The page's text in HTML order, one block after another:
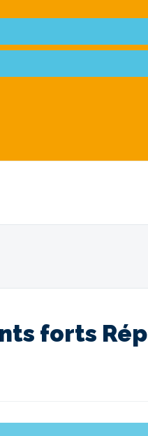
forts